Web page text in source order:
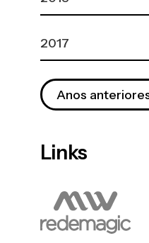
2017
Anos
Links